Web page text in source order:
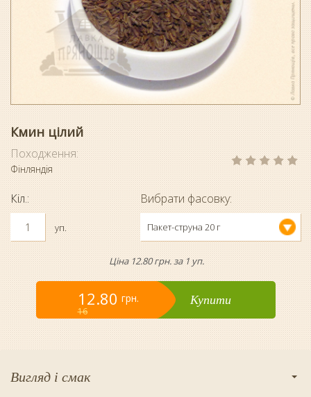
Кмин цілий
Походження:
Фінляндія
Кіл.:
уп.
Вибрати фасовку:
Пакет-струна 20 г
Ціна 12.80 грн. за 1 уп.
16
12.80 грн. Купити
Вигляд і смак